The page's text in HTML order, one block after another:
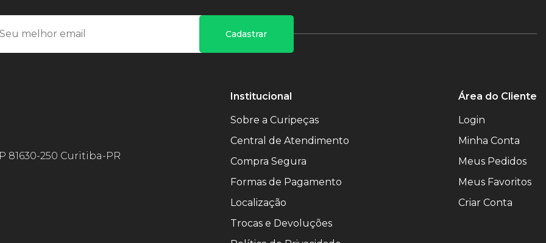
Cadastrar
81630-250 Curitiba-PR
Institucional
Sobre a Curipeças
Central de Atendimento
Compra Segura
Formas de Pagamento
Localização
Trocas e Devoluções
Área do Cliente
Login
Minha Conta
Meus Pedidos
Meus Favoritos
Criar Conta